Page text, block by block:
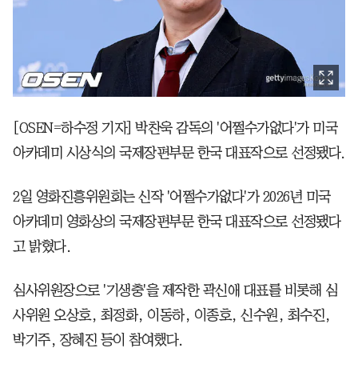
[OSEN=하수정 기자] 박찬욱 감독의 '어쩔수가없다'가 미국
아카데미 시상식의 국제장편부문 한국 대표작으로 선정됐다.
2일 영화진흥위원회는 신작 '어쩔수가없다'가 2026년 미국
아카데미 영화상의 국제장편부문 한국 대표작으로 선정됐다
고 밝혔다.
심사위원장으로 '기생충'을 제작한 곽신애 대표를 비롯해 심
사위원 오상호, 최정화, 이동하, 이종호, 신수원, 최수진,
박기주, 장혜진 등이 참여했다.